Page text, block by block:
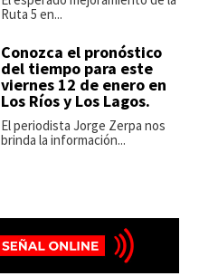
Ruta 5 en...
Conozca el pronóstico
del tiempo para este
viernes 12 de enero en
Los Ríos y Los Lagos.
El periodista Jorge Zerpa nos
brinda la información...